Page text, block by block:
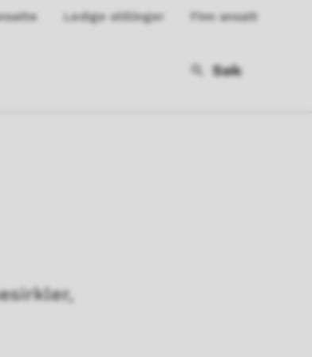
Ledige stillinger Finn ansatt
Søk